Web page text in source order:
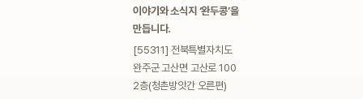
이야기와 소식지 ‘완두콩’을
만듭니다.
[55311] 전북특별자치도
완주군 고산면 고산로 100
2층(청촌방앗간 오른편)